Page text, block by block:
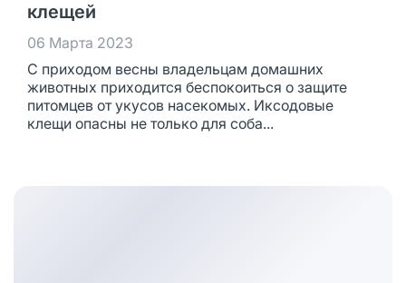
клещей
06 Марта 2023
С приходом весны владельцам домашних
животных приходится беспокоиться о защите
питомцев от укусов насекомых. Иксодовые
клещи опасны не только для соба...